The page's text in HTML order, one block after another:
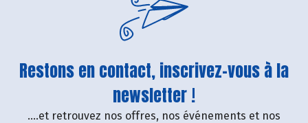
Restons en contact, inscrivez-vous à la
newsletter !
....et retrouvez nos offres, nos événements et nos